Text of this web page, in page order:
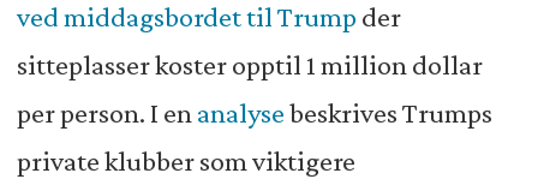
ved middagsbordet til Trump der
sitteplasser koster opptil 1 million dollar
per person. I enanalysebeskrives Trumps
private klubber som viktigere